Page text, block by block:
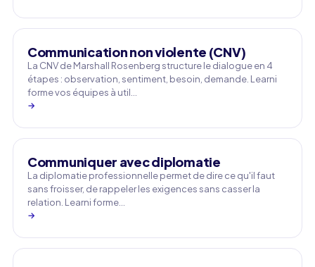
Communication non violente (CNV)
La CNV de Marshall Rosenberg structure le dialogue en 4
étapes : observation, sentiment, besoin, demande. Learni
forme vos équipes à util…
→
Communiquer avec diplomatie
La diplomatie professionnelle permet de dire ce qu'il faut
sans froisser, de rappeler les exigences sans casser la
relation. Learni forme…
→